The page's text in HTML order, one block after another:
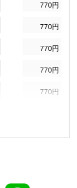
770円
770円
770円
770円
770円